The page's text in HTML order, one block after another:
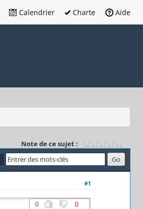
Calendrier Charte Aide
Note de ce sujet :
#1
0 0